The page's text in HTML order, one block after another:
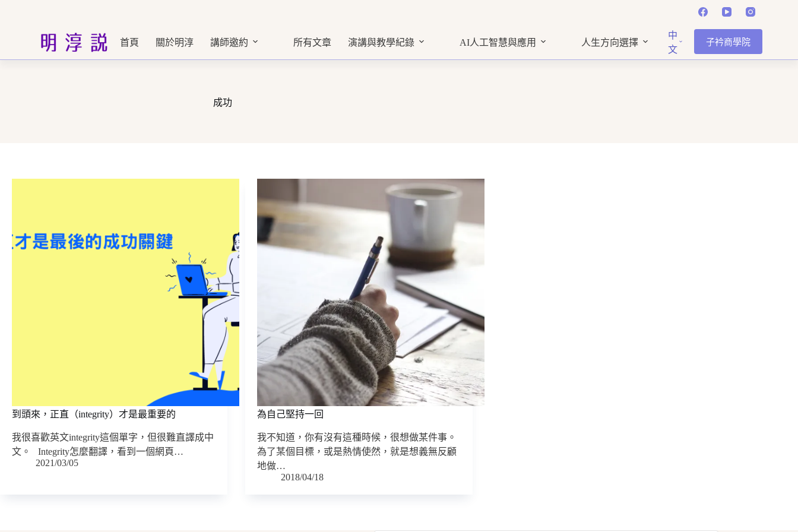
首頁 關於明淳 講師邀約 所有文章 演講與教學紀錄 AI人工智慧與應用 人生方向選擇
中
文
子衿商學院
成功
到頭來，正直（integrity）才是最重要的
我很喜歡英文integrity這個單字，但很難直譯成中
文。 Integrity怎麼翻譯，看到一個網頁…
2021/03/05
為自己堅持一回
我不知道，你有沒有這種時候，很想做某件事。
為了某個目標，或是熱情使然，就是想義無反顧
地做…
2018/04/18